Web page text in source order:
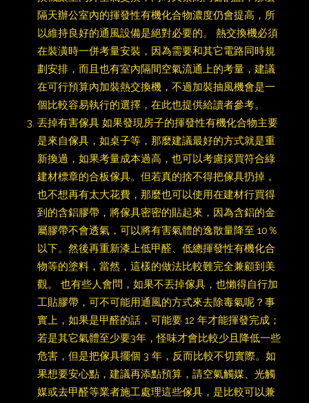
隔天辦公室內的揮發性有機化合物濃度仍會提高，所
以維持良好的通風設備是絕對必要的。 熱交換機必須
在裝潢時一併考量安裝，因為需要和其它電路同時規
劃安排，而且也有室內隔間空氣流通上的考量，建議
在可行預算內加裝熱交換機，不過加裝抽風機會是一
個比較容易執行的選擇，在此也提供給讀者參考。
丟掉有害傢具 如果發現房子的揮發性有機化合物主要
是來自傢具，如桌子等，那麼建議最好的方式就是重
新換過，如果考量成本過高，也可以考慮採買符合綠
建材標章的合板傢具。但若真的捨不得把傢具扔掉，
也不想再有太大花費，那麼也可以使用在建材行買得
到的含鋁膠帶，將傢具密密的貼起來，因為含鋁的金
屬膠帶不會透氣，可以將有害氣體的逸散量降至 10％
以下。然後再重新漆上低甲醛、低總揮發性有機化合
物等的塗料，當然，這樣的做法比較難完全兼顧到美
觀。 也有些人會問，如果不丟掉傢具，也懶得自行加
工貼膠帶，可不可能用通風的方式來去除毒氣呢？事
實上，如果是甲醛的話，可能要 12 年才能揮發完成；
若是其它氣體至少要3年，怪味才會比較少且降低一些
危害，但是把傢具擺個 3 年，反而比較不切實際。如
果想要安心點，建議再添點預算，請空氣觸媒、光觸
媒或去甲醛等業者施工處理這些傢具，是比較可以兼